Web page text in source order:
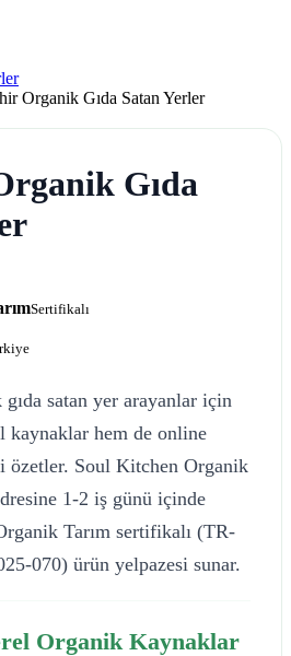
Organik Gıda Satan Yerler
Gıda
Sertifikalı
satan yer arayanlar için
kaynaklar hem de online
özetler. Soul Kitchen Organik
1-2 iş günü içinde
Tarım sertifikalı (TR-
070) ürün yelpazesi sunar.
Organik Kaynaklar